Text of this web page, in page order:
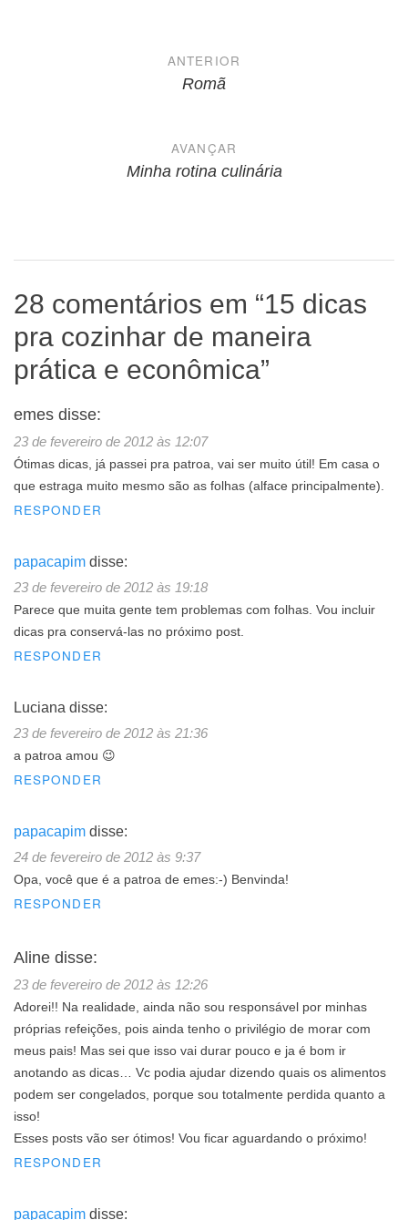
NavegaçãoANTERIOR
Romã
AVANÇAR
Minha rotina culinária
28 comentários em “15 dicas
pra cozinhar de maneira
prática e econômica”
emes disse:
23 de fevereiro de 2012 às 12:07
Ótimas dicas, já passei pra patroa, vai ser muito útil! Em casa o
que estraga muito mesmo são as folhas (alface principalmente).
RESPONDER
papacapim disse:
23 de fevereiro de 2012 às 19:18
Parece que muita gente tem problemas com folhas. Vou incluir
dicas pra conservá-las no próximo post.
RESPONDER
Luciana disse:
23 de fevereiro de 2012 às 21:36
a patroa amou 😉
RESPONDER
papacapim disse:
24 de fevereiro de 2012 às 9:37
Opa, você que é a patroa de emes:-) Benvinda!
RESPONDER
Aline disse:
23 de fevereiro de 2012 às 12:26
Adorei!! Na realidade, ainda não sou responsável por minhas
próprias refeições, pois ainda tenho o privilégio de morar com
meus pais! Mas sei que isso vai durar pouco e ja é bom ir
anotando as dicas… Vc podia ajudar dizendo quais os alimentos
podem ser congelados, porque sou totalmente perdida quanto a
isso!
Esses posts vão ser ótimos! Vou ficar aguardando o próximo!
RESPONDER
papacapim disse: